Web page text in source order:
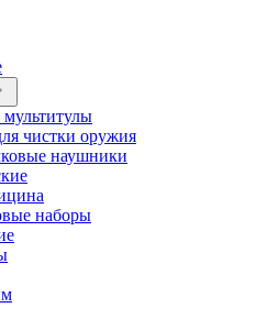
чистки оружия
наушники
наборы